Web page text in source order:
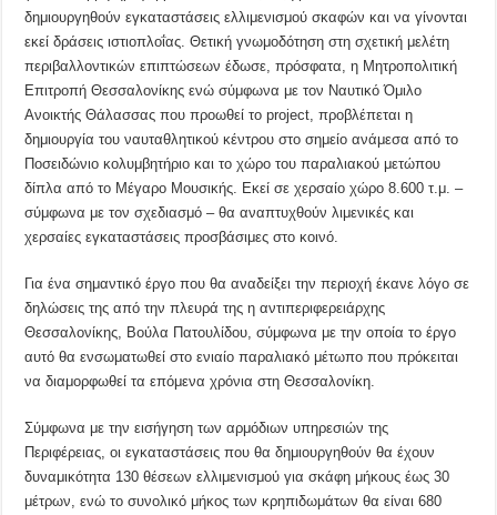
δημιουργηθούν εγκαταστάσεις ελλιμενισμού σκαφών και να γίνονται
εκεί δράσεις ιστιοπλοΐας. Θετική γνωμοδότηση στη σχετική μελέτη
περιβαλλοντικών επιπτώσεων έδωσε, πρόσφατα, η Μητροπολιτική
Επιτροπή Θεσσαλονίκης ενώ σύμφωνα με τον Ναυτικό Όμιλο
Ανοικτής Θάλασσας που προωθεί το project, προβλέπεται η
δημιουργία του ναυταθλητικού κέντρου στο σημείο ανάμεσα από το
Ποσειδώνιο κολυμβητήριο και το χώρο του παραλιακού μετώπου
δίπλα από το Μέγαρο Μουσικής. Εκεί σε χερσαίο χώρο 8.600 τ.μ. –
σύμφωνα με τον σχεδιασμό – θα αναπτυχθούν λιμενικές και
χερσαίες εγκαταστάσεις προσβάσιμες στο κοινό.
Για ένα σημαντικό έργο που θα αναδείξει την περιοχή έκανε λόγο σε
δηλώσεις της από την πλευρά της η αντιπεριφερειάρχης
Θεσσαλονίκης, Βούλα Πατουλίδου, σύμφωνα με την οποία το έργο
αυτό θα ενσωματωθεί στο ενιαίο παραλιακό μέτωπο που πρόκειται
να διαμορφωθεί τα επόμενα χρόνια στη Θεσσαλονίκη.
Σύμφωνα με την εισήγηση των αρμόδιων υπηρεσιών της
Περιφέρειας, οι εγκαταστάσεις που θα δημιουργηθούν θα έχουν
δυναμικότητα 130 θέσεων ελλιμενισμού για σκάφη μήκους έως 30
μέτρων, ενώ το συνολικό μήκος των κρηπιδωμάτων θα είναι 680